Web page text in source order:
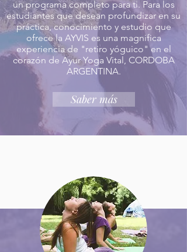
un programa completo para ti. Para los
estudiantes que desean profundizar en su
práctica, conocimiento y estudio que
ofrece la AYVIS es una magnifica
experiencia de "retiro yóguico" en el
corazón de Ayur Yoga Vital, CORDOBA
ARGENTINA.
Saber más